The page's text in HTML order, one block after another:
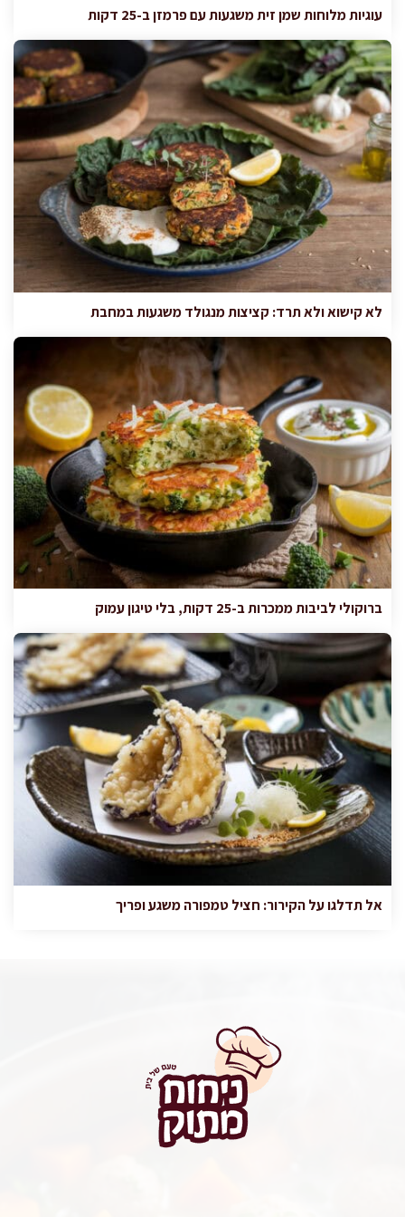
עוגיות מלוחות שמן זית משגעות עם פרמזן ב-25 דקות
לא קישוא ולא תרד: קציצות מנגולד משגעות במחבת
ברוקולי לביבות ממכרות ב-25 דקות, בלי טיגון עמוק
אל תדלגו על הקירור: חציל טמפורה משגע ופריך